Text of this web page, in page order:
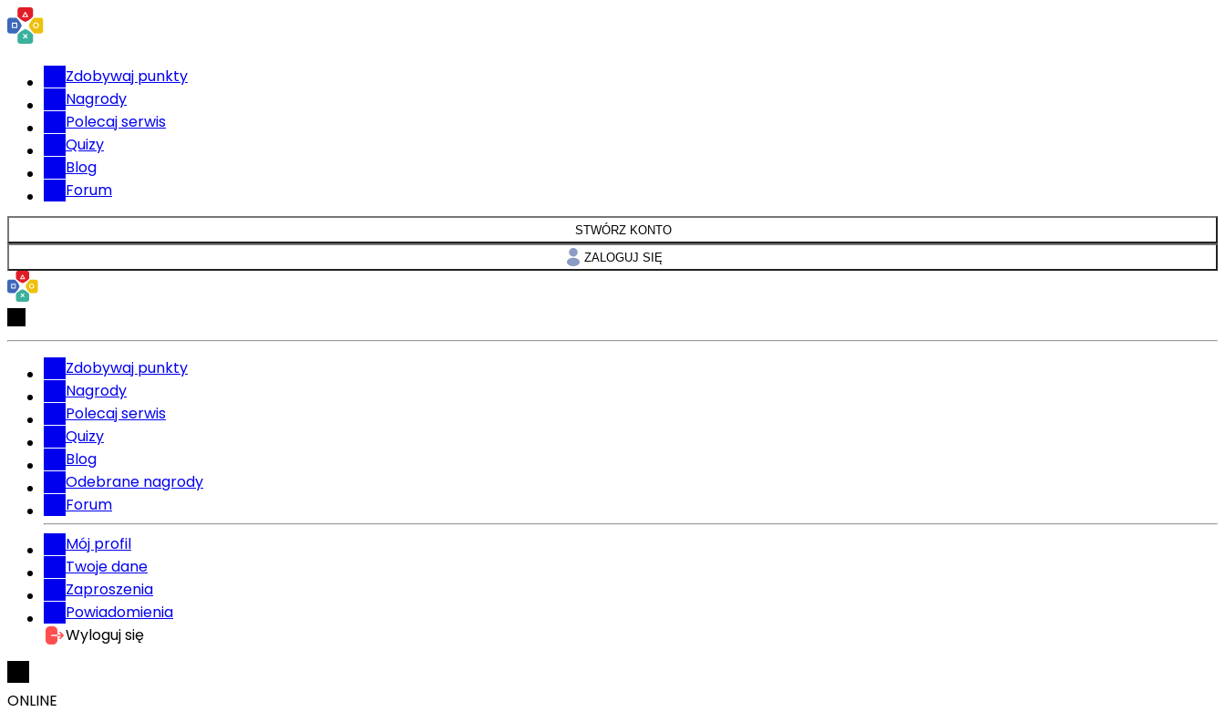
Zdobywaj punkty
Nagrody
Polecaj serwis
Quizy
Blog
Forum
STWÓRZ KONTO
ZALOGUJ SIĘ
Zdobywaj punkty
Nagrody
Polecaj serwis
Quizy
Blog
Odebrane nagrody
Forum
Mój profil
Twoje dane
Zaproszenia
Powiadomienia
Wyloguj się
ONLINE